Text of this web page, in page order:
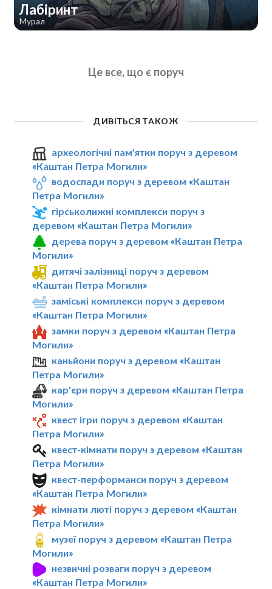
Лабіринт
Мурал
Це все, що є поруч
ДИВІТЬСЯ ТАКОЖ
археологічні пам'ятки поруч з деревом
«Каштан Петра Могили»
водоспади поруч з деревом «Каштан
Петра Могили»
гірськолижні комплекси поруч з
деревом «Каштан Петра Могили»
дерева поруч з деревом «Каштан Петра
Могили»
дитячі залізниці поруч з деревом
«Каштан Петра Могили»
заміські комплекси поруч з деревом
«Каштан Петра Могили»
замки поруч з деревом «Каштан Петра
Могили»
каньйони поруч з деревом «Каштан
Петра Могили»
кар'єри поруч з деревом «Каштан Петра
Могили»
квест ігри поруч з деревом «Каштан
Петра Могили»
квест-кімнати поруч з деревом «Каштан
Петра Могили»
квест-перформанси поруч з деревом
«Каштан Петра Могили»
кімнати люті поруч з деревом «Каштан
Петра Могили»
музеї поруч з деревом «Каштан Петра
Могили»
незвичні розваги поруч з деревом
«Каштан Петра Могили»